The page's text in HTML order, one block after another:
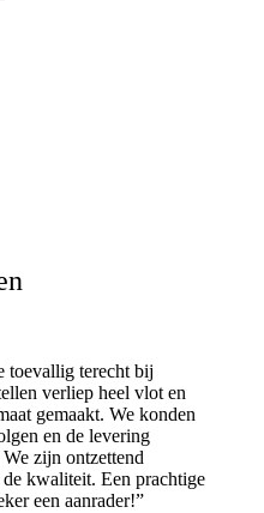
toevallig terecht bij
verliep heel vlot en
gemaakt. We konden
en de levering
We zijn ontzettend
kwaliteit. Een prachtige
een aanrader!”